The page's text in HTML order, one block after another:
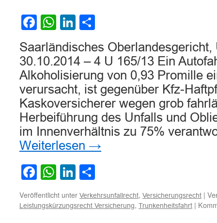
Facebook
WhatsApp
LinkedIn
Saarländisches Oberlandesgericht,
30.10.2014 – 4 U 165/13 Ein
Alkoholisierung von 0,93 Promille
verursacht, ist gegenüber Kfz-
Kaskoversicherer wegen grob
Herbeiführung des Unfalls und
im Innenverhältnis zu 75%
Weiterlesen →
Facebook
WhatsApp
LinkedIn
Veröffentlicht unter Verkehrsunfallrecht, Versicherungsrecht |
Leistungskürzungsrecht Versicherung, Trunkenheitsfahrt |